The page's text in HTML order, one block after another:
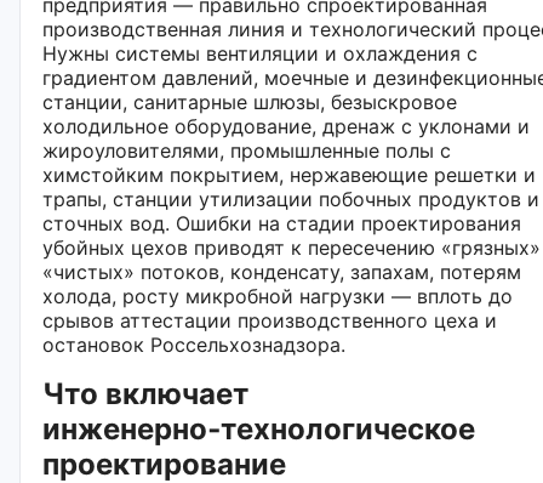
производственная линия и технологический
Нужны системы вентиляции и охлаждения с
градиентом давлений, моечные и
станции, санитарные шлюзы, безыскровое
холодильное оборудование, дренаж с уклонами и
жироуловителями, промышленные полы с
химстойким покрытием, нержавеющие решетки и
трапы, станции утилизации побочных продуктов и
сточных вод. Ошибки на стадии проектирования
убойных цехов приводят к пересечению
«чистых» потоков, конденсату, запахам, потерям
холода, росту микробной нагрузки — вплоть до
срывов аттестации производственного цеха и
остановок Россельхознадзора.
Что включает
инженерно‑технологическое
проектирование